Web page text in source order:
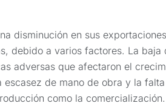
disminución en sus
debido a varios factores. La baja
adversas que afectaron el
de mano de obra y la
como la